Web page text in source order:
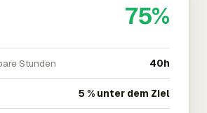
75%
Stunden 40h
5 % unter dem Ziel